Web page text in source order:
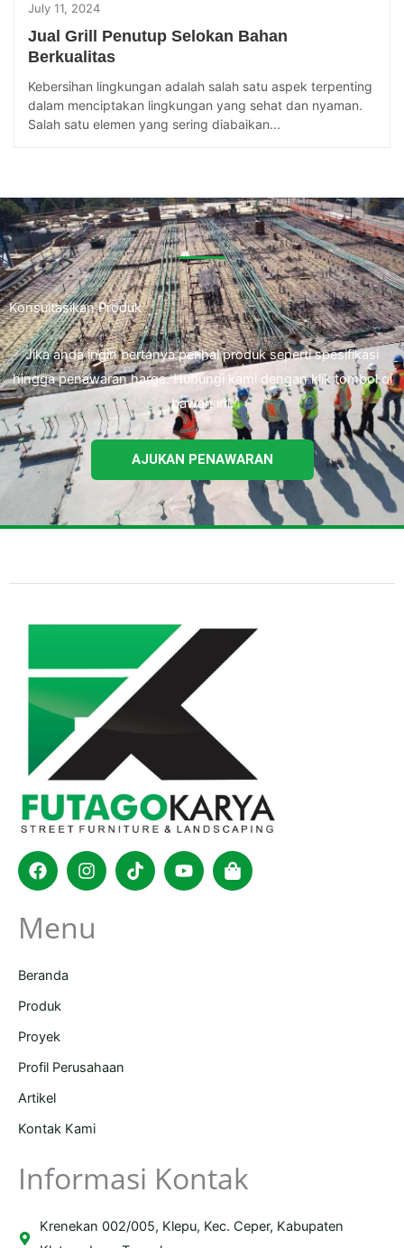
July 11, 2024
Jual Grill Penutup Selokan Bahan
Berkualitas
Kebersihan lingkungan adalah salah satu aspek terpenting
dalam menciptakan lingkungan yang sehat dan nyaman.
Salah satu elemen yang sering diabaikan...
Konsultasikan Produk
Jika anda ingin bertanya perihal produk seperti spesifikasi
hingga penawaran harga. Hubungi kami dengan klik tombol di
bawah ini.
AJUKAN PENAWARAN
FacebookInstagram
TiktokYoutubeShopping-
bag
Menu
Beranda
Produk
Proyek
Profil Perusahaan
Artikel
Kontak Kami
Informasi Kontak
Krenekan 002/005, Klepu, Kec. Ceper, Kabupaten